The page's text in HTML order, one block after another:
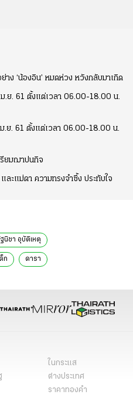
ง ‘น้องอิน’ หมดห่วง หวังกลับมาเกิด
ม.ย. 61 ตั้งแต่เวลา 06.00-18.00 น.
ม.ย. 61 ตั้งแต่เวลา 06.00-18.00 น.
รียมฌาปนกิจ
ะแม่ดา ความทรงจำซึ้ง ประทับใจ
นิชา อุบัติเหตุ
ก ดารา
ในกระแส
ต่างประเทศ
ราคาทองคำ